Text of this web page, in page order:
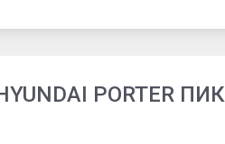
PORTER